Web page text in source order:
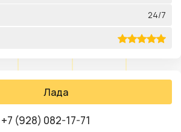
24/7
Лада
+7 (928) 082-17-71